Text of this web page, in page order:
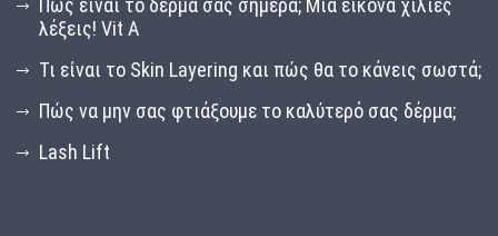
Πώς είναι το δέρμα σας σήμερα; Μία εικόνα χίλιες
λέξεις! Vit A
Τι είναι το Skin Layering και πώς θα το κάνεις σωστά;
Πώς να μην σας φτιάξουμε το καλύτερό σας δέρμα;
Lash Lift